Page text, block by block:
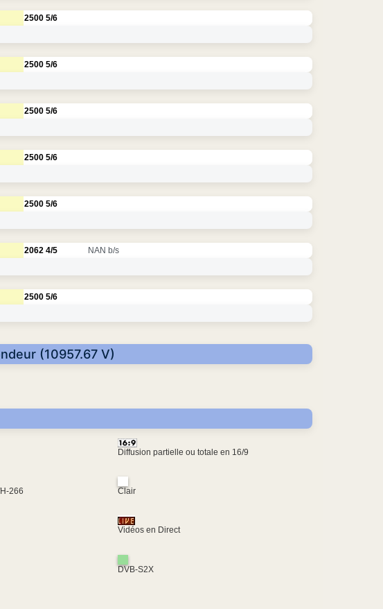
2500 5/6
2500 5/6
2500 5/6
2500 5/6
2500 5/6
2062 4/5 NAN b/s
2500 5/6
(10957.67 V)
Diffusion partielle ou totale en 16/9
266 Clair
Vidéos en Direct
DVB-S2X